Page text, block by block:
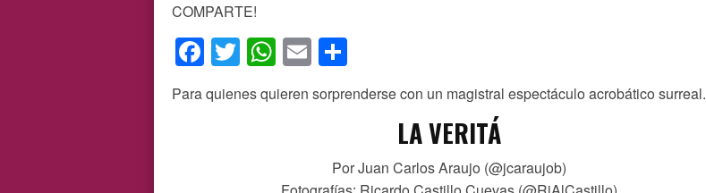
COMPARTE!
Facebook
Twitter
WhatsApp
Email
Para quienes quieren sorprenderse con un magistral espectáculo acrobático surreal.
LA VERITÁ
Por Juan Carlos Araujo (@jcaraujob)